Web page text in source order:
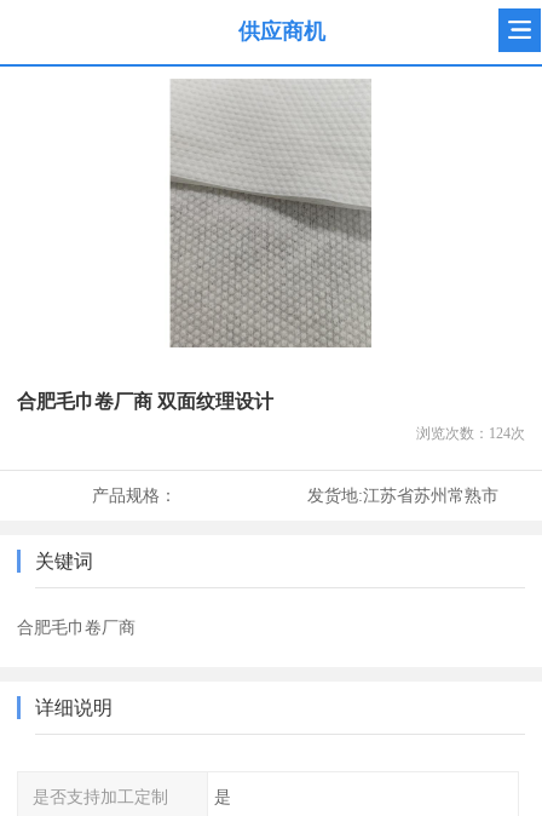
供应商机
合肥毛巾卷厂商 双面纹理设计
浏览次数： 124次
产品规格： 发货地:江苏省苏州常熟市
关键词
合肥毛巾卷厂商
详细说明
是否支持加工定制 是